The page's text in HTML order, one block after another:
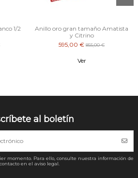
1/2
Anillo oro gran tamaño Amatista
y Citrino
595,00 € 855,00 €
Ver
al boletín
momento. Para ello, consulte nuestra información de
contacto en el aviso legal.